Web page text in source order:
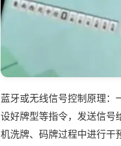
蓝牙或无线信号控制原理：
设好牌型等指令，发送信号
机洗牌、码牌过程中进行干